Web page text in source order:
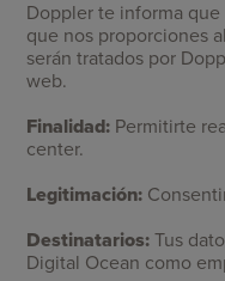
Doppler te informa
que nos proporciones
serán tratados por
web.
Finalidad: Permitirte
center.
Legitimación:
Destinatarios: Tus
Digital Ocean como